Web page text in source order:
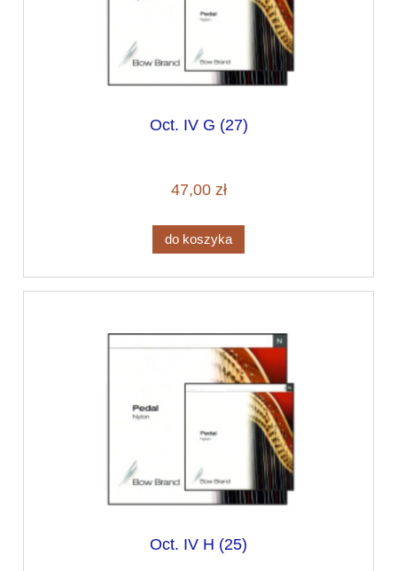
Oct. IV G (27)
47,00 zł
do koszyka
Oct. IV H (25)